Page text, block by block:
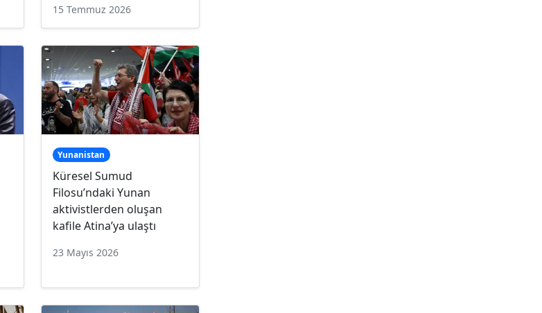
15 Temmuz 2026
Yunanistan
Küresel Sumud
Filosu’ndaki Yunan
aktivistlerden oluşan
kafile Atina’ya ulaştı
23 Mayıs 2026